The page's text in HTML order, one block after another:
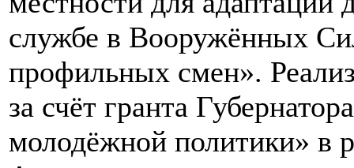
службе в Вооружённых
профильных смен».
за счёт гранта
молодёжной политики» в